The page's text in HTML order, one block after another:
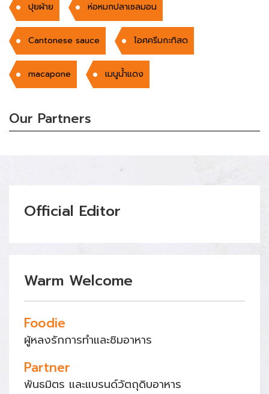
ปุยผ้าย ห่อหมกปลาเซลมอน
Cantonese sauce ไอศครีมกะทิสด
macapone เมนูน้ำแดง
Our Partners
Official Editor
Warm Welcome
Foodie
ผู้หลงรักการทำและชิมอาหาร
Partner
พันธมิตร และแบรนด์วัตถุดิบอาหาร